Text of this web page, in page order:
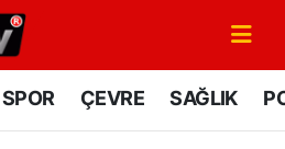
SPOR ÇEVRE SAĞLIK